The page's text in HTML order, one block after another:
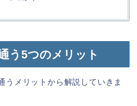
う5つのメリット
うメリットから解説していきま